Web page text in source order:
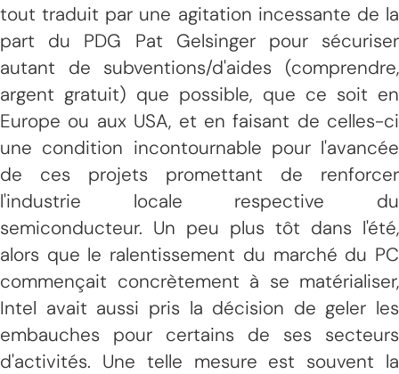
tout traduit par une agitation incessante de la
part du PDG Pat Gelsinger pour sécuriser
autant de subventions/d'aides (comprendre,
argent gratuit) que possible, que ce soit en
Europe ou aux USA, et en faisant de celles-ci
une condition incontournable pour l'avancée
de ces projets promettant de renforcer
l'industrie locale respective du
semiconducteur. Un peu plus tôt dans l'été,
alors que le ralentissement du marché du PC
commençait concrètement à se matérialiser,
Intel avait aussi pris la décision de geler les
embauches pour certains de ses secteurs
d'activités. Une telle mesure est souvent la